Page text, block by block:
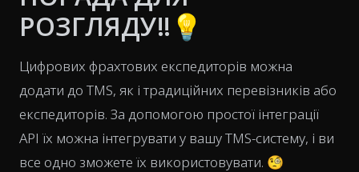
РОЗГЛЯДУ‼️💡
Цифрових фрахтових експедиторів можна
додати до TMS, як і традиційних перевізників або
експедиторів. За допомогою простої інтеграції
API їх можна інтегрувати у вашу TMS-систему, і ви
все одно зможете їх використовувати. 🧐